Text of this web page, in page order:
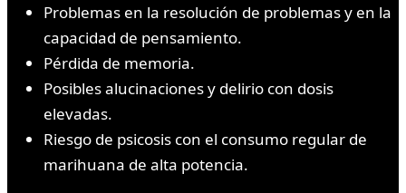
Problemas en la resolución de problemas y en la
capacidad de pensamiento.
Pérdida de memoria.
Posibles alucinaciones y delirio con dosis
elevadas.
Riesgo de psicosis con el consumo regular de
marihuana de alta potencia.